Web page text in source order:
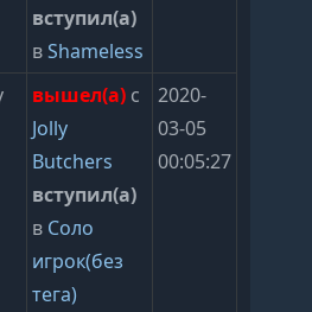
вступил(а)
вShameless
вышел(а) с
Jolly
Butchers
вступил(а)
в Соло
игрок(без
тега)
2020-
03-05
00:05:27